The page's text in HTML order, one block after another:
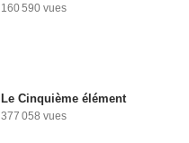
160 590 vues
Le Cinquième élément
377 058 vues